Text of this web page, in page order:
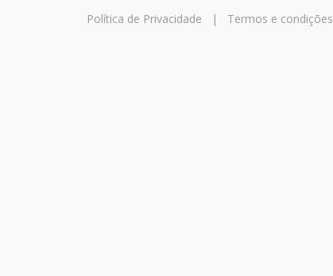
Política de Privacidade | Termos e condições